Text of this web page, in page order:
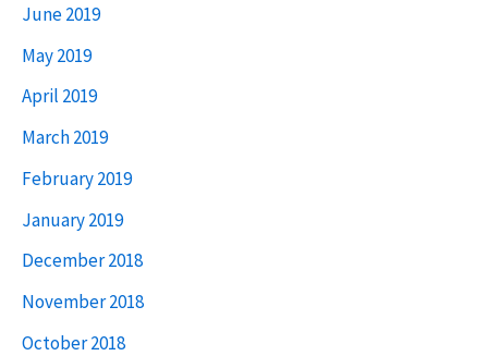
June 2019
May 2019
April 2019
March 2019
February 2019
January 2019
December 2018
November 2018
October 2018